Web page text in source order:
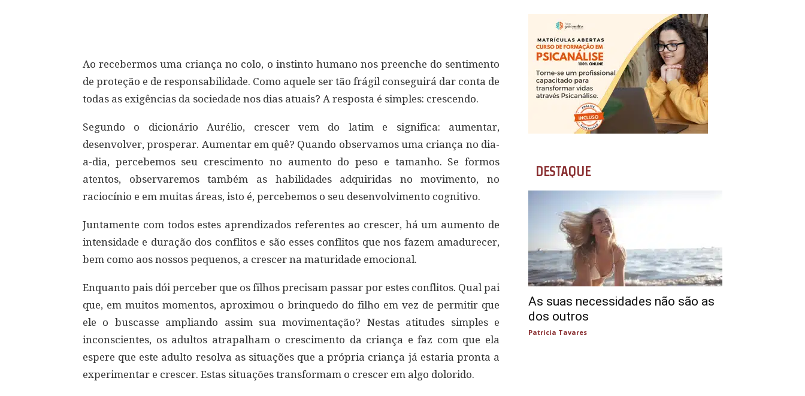
Ao recebermos uma criança no colo, o instinto humano nos preenche do sentimento
de proteção e de responsabilidade. Como aquele ser tão frágil conseguirá dar conta de
todas as exigências da sociedade nos dias atuais? A resposta é simples: crescendo.
Segundo o dicionário Aurélio, crescer vem do latim e significa: aumentar,
desenvolver, prosperar. Aumentar em quê? Quando observamos uma criança no dia-
a-dia, percebemos seu crescimento no aumento do peso e tamanho. Se formos
atentos, observaremos também as habilidades adquiridas no movimento, no
raciocínio e em muitas áreas, isto é, percebemos o seu desenvolvimento cognitivo.
Juntamente com todos estes aprendizados referentes ao crescer, há um aumento de
intensidade e duração dos conflitos e são esses conflitos que nos fazem amadurecer,
bem como aos nossos pequenos, a crescer na maturidade emocional.
Enquanto pais dói perceber que os filhos precisam passar por estes conflitos. Qual pai
que, em muitos momentos, aproximou o brinquedo do filho em vez de permitir que
ele o buscasse ampliando assim sua movimentação? Nestas atitudes simples e
inconscientes, os adultos atrapalham o crescimento da criança e faz com que ela
espere que este adulto resolva as situações que a própria criança já estaria pronta a
experimentar e crescer. Estas situações transformam o crescer em algo dolorido.
DESTAQUE
As suas necessidades não são as
dos outros
Patricia Tavares